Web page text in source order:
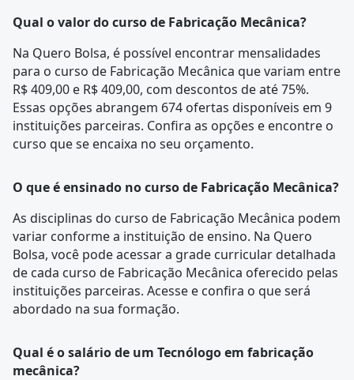
Qual o valor do curso de Fabricação Mecânica?
Na Quero Bolsa, é possível encontrar mensalidades
para o curso de Fabricação Mecânica que variam entre
R$ 409,00 e R$ 409,00, com descontos de até 75%.
Essas opções abrangem 674 ofertas disponíveis em 9
instituições parceiras. Confira as opções e encontre o
curso que se encaixa no seu orçamento.
O que é ensinado no curso de Fabricação Mecânica?
As disciplinas do curso de Fabricação Mecânica podem
variar conforme a instituição de ensino. Na Quero
Bolsa, você pode acessar a grade curriculardetalhada
de cada curso de Fabricação Mecânica oferecido pelas
instituições parceiras. Acesse e confira o que será
abordado na sua formação.
Qual é o salário de um Tecnólogo em fabricação
mecânica?